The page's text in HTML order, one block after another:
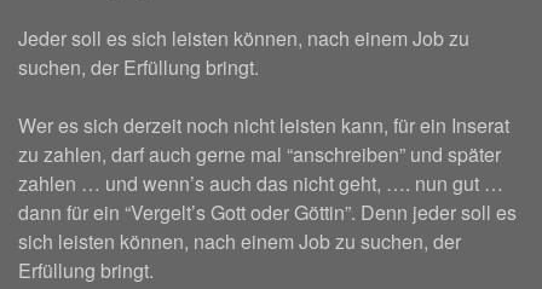
Jeder soll es sich leisten können, nach einem Job zu
suchen, der Erfüllung bringt.
Wer es sich derzeit noch nicht leisten kann, für ein Inserat
zu zahlen, darf auch gerne mal “anschreiben” und später
zahlen … und wenn’s auch das nicht geht, …. nun gut …
dann für ein “Vergelt’s Gott oder Göttin”. Denn jeder soll es
sich leisten können, nach einem Job zu suchen, der
Erfüllung bringt.